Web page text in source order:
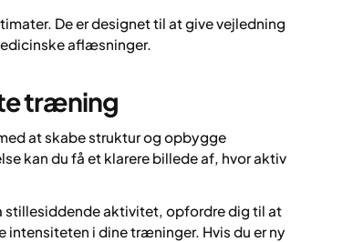
De er designet til at give vejledning
aflæsninger.
træning
at skabe struktur og opbygge
kan du få et klarere billede af, hvor aktiv
stillesiddende aktivitet, opfordre dig til at
i dine træninger. Hvis du er ny